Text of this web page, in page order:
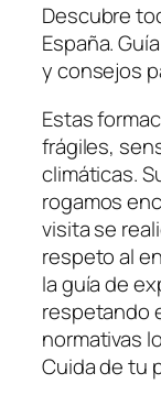
Descubre
España.
y consejos
Estas
frágiles,
climáticas.
rogamos
visita se
respeto al
la guía de
respetando
normativas
Cuida de tu